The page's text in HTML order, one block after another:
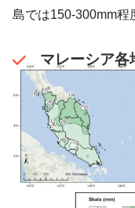
島では150-300mm程
マレーシア各